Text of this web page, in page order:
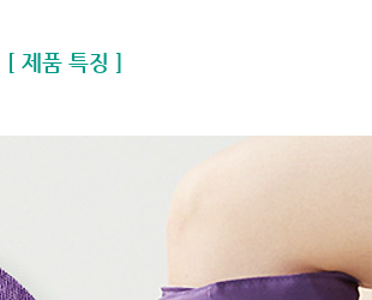
[ 제품 특징 ]